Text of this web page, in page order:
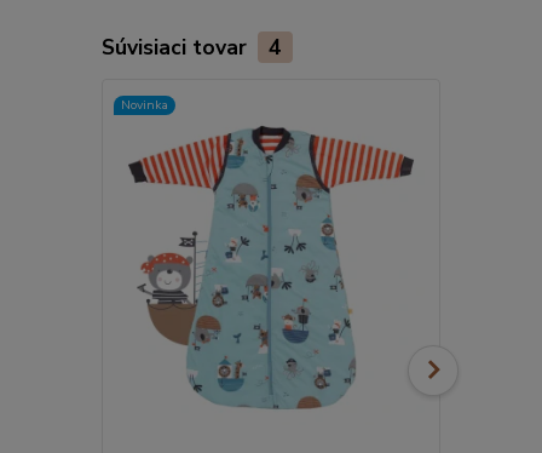
Súvisiaci tovar 4
Novinka